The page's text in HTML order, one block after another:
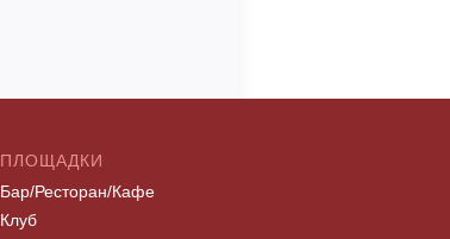
ПЛОЩАДКИ
Бар/Ресторан/Кафе
Клуб